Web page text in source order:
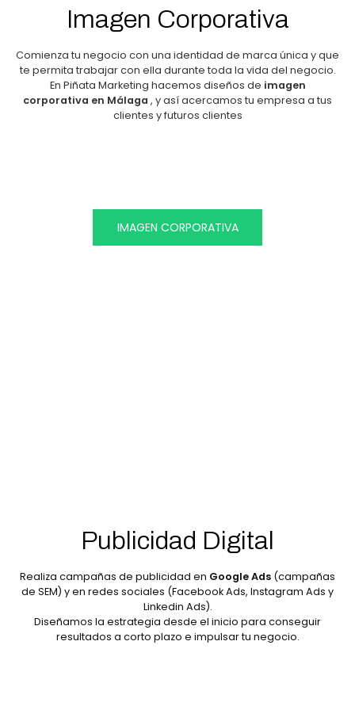
Imagen Corporativa
Comienza tu negocio con una identidad de marca única y que
te permita trabajar con ella durante toda la vida del negocio.
En Piñata Marketing hacemos diseños de imagen
corporativa en Málaga , y así acercamos tu empresa a tus
clientes y futuros clientes
IMAGEN CORPORATIVA
Publicidad Digital
Realiza campañas de publicidad en Google Ads (campañas
de SEM) y en redes sociales (Facebook Ads, Instagram Ads y
Linkedin Ads).
Diseñamos la estrategia desde el inicio para conseguir
resultados a corto plazo e impulsar tu negocio.